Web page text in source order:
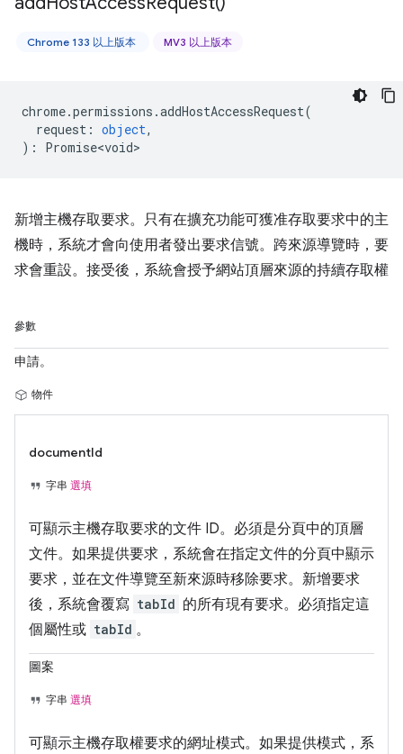
Chrome 133 以上版本 MV3 以上版本
chrome.permissions .addHostAccessRequest(
request : object,
) : Promise<void>
新增主機存取要求。只有在擴充功能可獲准存取要求中的主
機時，系統才會向使用者發出要求信號。跨來源導覽時，要
求會重設。接受後，系統會授予網站頂層來源的持續存取權
參數
申請。
物件
documentId
字串 選填
可顯示主機存取要求的文件 ID。必須是分頁中的頂層
文件。如果提供要求，系統會在指定文件的分頁中顯示
要求，並在文件導覽至新來源時移除要求。新增要求
後，系統會覆寫 tabId 的所有現有要求。必須指定這
個屬性或 tabId 。
圖案
字串 選填
可顯示主機存取權要求的網址模式。如果提供模式，系